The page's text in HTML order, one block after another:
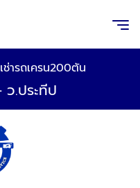
เช่ารถเครน200ตัน
ว.ประทีป